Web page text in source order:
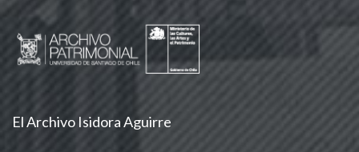
El Archivo Isidora Aguirre